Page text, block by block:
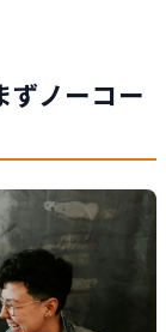
ずノーコー